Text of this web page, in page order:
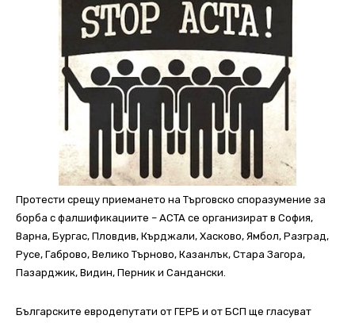
Протести срещу приемането на Търговско споразумение за
борба с фалшификациите – ACTA се организират в София,
Варна, Бургас, Пловдив, Кърджали, Хасково, Ямбол, Разград,
Русе, Габрово, Велико Търново, Казанлък, Стара Загора,
Пазарджик, Видин, Перник и Сандански.
Българските евродепутати от ГЕРБ и от БСП ще гласуват